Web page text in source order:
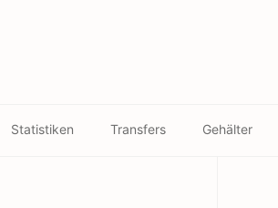
Statistiken Transfers Gehälter